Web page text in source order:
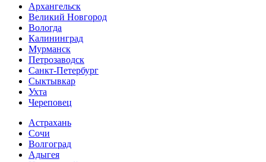
Архангельск
Великий Новгород
Вологда
Калининград
Мурманск
Петрозаводск
Санкт-Петербург
Сыктывкар
Ухта
Череповец
Астрахань
Сочи
Волгоград
Адыгея